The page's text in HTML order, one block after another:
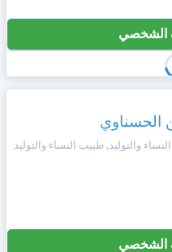
الشخصي
الحسناوي
والتوليد, طبيب النساء والتوليد
الشخصي